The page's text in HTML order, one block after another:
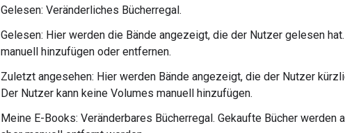
Gelesen: Veränderliches Bücherregal.
Gelesen: Hier werden die Bände angezeigt, die der Nutzer gelesen
manuell hinzufügen oder entfernen.
Zuletzt angesehen: Hier werden Bände angezeigt, die der Nutzer
Der Nutzer kann keine Volumes manuell hinzufügen.
Meine E-Books: Veränderbares Bücherregal. Gekaufte Bücher werden